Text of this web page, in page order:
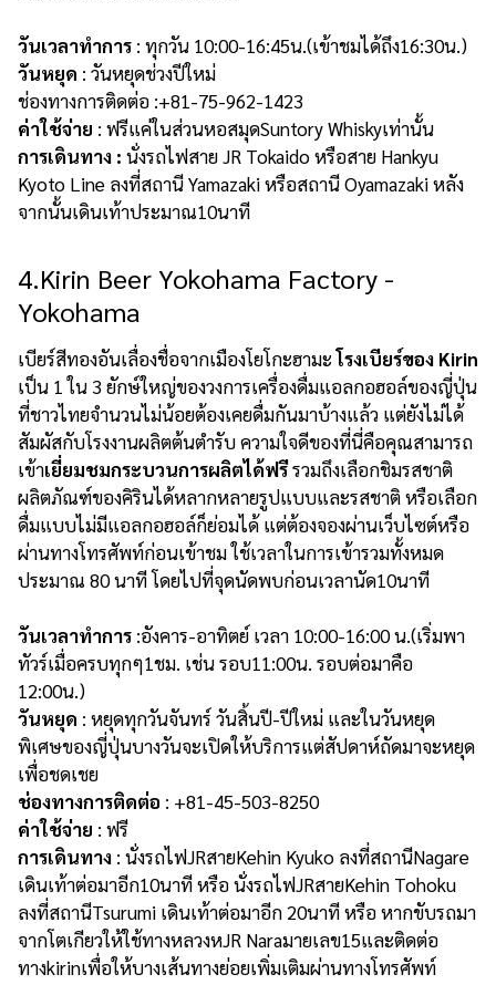
วันเวลาทำการ : ทุกวัน 10:00-16:45น.(เข้าชมได้ถึง16:30น.)
วันหยุด : วันหยุดช่วงปีใหม่
ช่องทางการติดต่อ :+81-75-962-1423
ค่าใช้จ่าย : ฟรีแค่ในส่วนหอสมุดSuntory Whiskyเท่านั้น
การเดินทาง : นั่งรถไฟสาย JR Tokaido หรือสาย Hankyu
Kyoto Line ลงที่สถานี Yamazaki หรือสถานี Oyamazaki หลัง
จากนั้นเดินเท้าประมาณ10นาที
4.Kirin Beer Yokohama Factory -
Yokohama
เบียร์สีทองอันเลื่องชื่อจากเมืองโยโกะฮามะโรงเบียร์ของ Kirin
เป็น 1 ใน 3 ยักษ์ใหญ่ของวงการเครื่องดื่มแอลกอฮอล์ของญี่ปุ่น
ที่ชาวไทยจำนวนไม่น้อยต้องเคยดื่มกันมาบ้างแล้ว แต่ยังไม่ได้
สัมผัสกับโรงงานผลิตต้นตำรับ ความใจดีของที่นี่คือคุณสามารถ
เข้าเยี่ยมชมกระบวนการผลิตได้ฟรีรวมถึงเลือกชิมรสชาติ
ผลิตภัณฑ์ของคิรินได้หลากหลายรูปแบบและรสชาติ หรือเลือก
ดื่มแบบไม่มีแอลกอฮอล์ก็ย่อมได้ แต่ต้องจองผ่านเว็บไซต์หรือ
ผ่านทางโทรศัพท์ก่อนเข้าชม ใช้เวลาในการเข้ารวมทั้งหมด
ประมาณ 80 นาที โดยไปที่จุดนัดพบก่อนเวลานัด10นาที
วันเวลาทำการ :อังคาร-อาทิตย์ เวลา 10:00-16:00 น.(เริ่มพา
ทัวร์เมื่อครบทุกๆ1ชม. เช่น รอบ11:00น. รอบต่อมาคือ
12:00น.)
วันหยุด : หยุดทุกวันจันทร์ วันสิ้นปี-ปีใหม่ และในวันหยุด
พิเศษของญี่ปุ่นบางวันจะเปิดให้บริการแต่สัปดาห์ถัดมาจะหยุด
เพื่อชดเชย
ช่องทางการติดต่อ : +81-45-503-8250
ค่าใช้จ่าย : ฟรี
การเดินทาง : นั่งรถไฟJRสายKehin Kyuko ลงที่สถานีNagare
เดินเท้าต่อมาอีก10นาที หรือ นั่งรถไฟJRสายKehin Tohoku
ลงที่สถานีTsurumi เดินเท้าต่อมาอีก 20นาที หรือ หากขับรถมา
จากโตเกียวให้ใช้ทางหลวงหJR Naraมายเลข15และติดต่อ
ทางkirinเพื่อให้บางเส้นทางย่อยเพิ่มเติมผ่านทางโทรศัพท์